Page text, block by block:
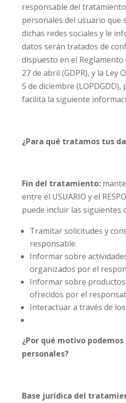
responsable del
personales del usuario que
dichas redes sociales y le
datos serán tratados de
dispuesto en el Reglamento
27 de abril (GDPR), y la Ley
5 de diciembre (LOPDGDD),
facilita la siguiente
¿Para qué tratamos tus
Fin del tratamiento:
entre el USUARIO y el
puede incluir las siguientes
Tramitar solicitudes y
responsable.
Informar sobre
organizados por el
Informar sobre
ofrecidos por el
Interactuar a través de
¿Por qué motivo
personales?
Base jurídica del